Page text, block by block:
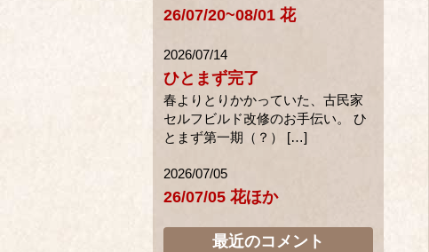
26/07/20~08/01 花
2026/07/14
ひとまず完了
春よりとりかかっていた、古民家
セルフビルド改修のお手伝い。 ひ
とまず第一期（？） […]
2026/07/05
26/07/05 花ほか
最近のコメント